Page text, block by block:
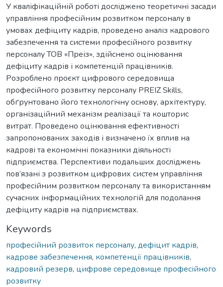
У кваліфікаційній роботі досліджено теоретичні засади
управління професійним розвитком персоналу в
умовах дефіциту кадрів, проведено аналіз кадрового
забезпечення та системи професійного розвитку
персоналу ТОВ «Преіз», здійснено оцінювання
дефіциту кадрів і компетенцій працівників.
Розроблено проєкт цифрового середовища
професійного розвитку персоналу PREIZ Skills,
обґрунтовано його технологічну основу, архітектуру,
організаційний механізм реалізації та кошторис
витрат. Проведено оцінювання ефективності
запропонованих заходів і визначено їх вплив на
кадрові та економічні показники діяльності
підприємства. Перспективи подальших досліджень
пов’язані з розвитком цифрових систем управління
професійним розвитком персоналу та використанням
сучасних інформаційних технологій для подолання
дефіциту кадрів на підприємствах.
Keywords
професійний розвиток персоналу, дефіцит кадрів,
кадрове забезпечення, компетенції працівників,
кадровий резерв, цифрове середовище професійного
розвитку